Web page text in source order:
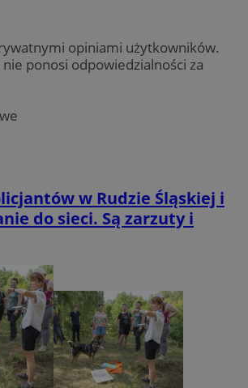
opiniami użytkowników.
ponosi odpowiedzialności za
w Rudzie Śląskiej i
do sieci. Są zarzuty i